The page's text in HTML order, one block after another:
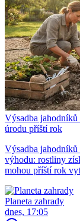
Výsadba jahodníků
úrodu příští rok
Výsadba
výhodu: rostliny
mohou příští rok
Planeta zahrady
dnes, 17:05